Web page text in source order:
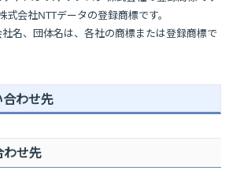
会社NTTデータの登録商標です。
名、団体名は、各社の商標または登録商標で
わせ先
わせ先